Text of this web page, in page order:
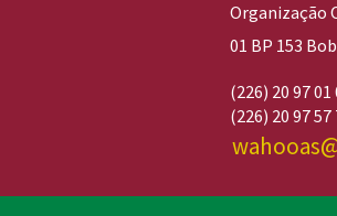
Organização
01 BP 153
(226) 20 97
(226) 20 97 57